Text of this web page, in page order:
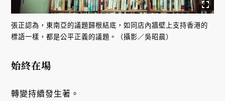
張正認為，東南亞的議題歸根結底，如同店內牆壁上支持香港的
標語一樣，都是公平正義的議題。（攝影／吳昭晨）
始終在場
轉變持續發生著。